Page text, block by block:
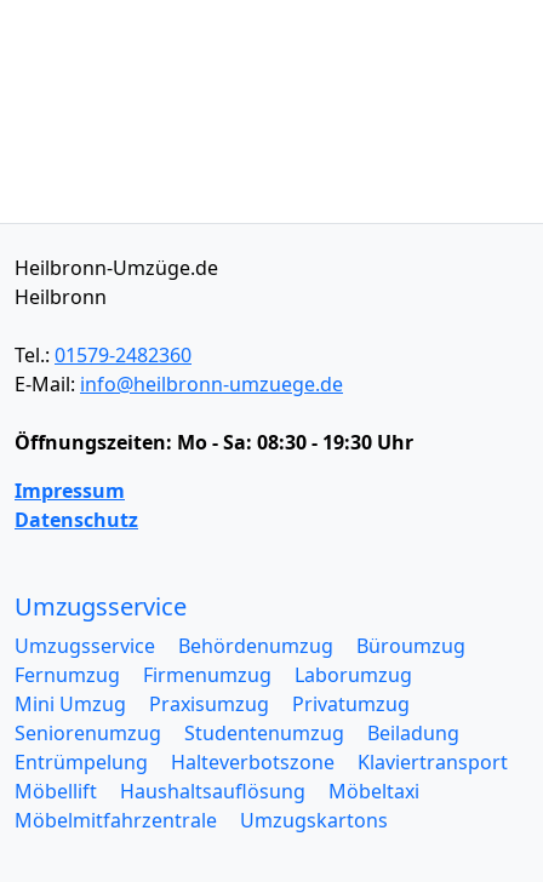
Heilbronn-Umzüge.de
Heilbronn
Tel.: 01579-2482360
E-Mail: info@heilbronn-umzuege.de
Öffnungszeiten: Mo - Sa: 08:30 - 19:30 Uhr
Impressum
Datenschutz
Umzugsservice
Umzugsservice Behördenumzug
Büroumzug
Fernumzug
Firmenumzug
Laborumzug
Mini Umzug
Praxisumzug
Privatumzug
Seniorenumzug
Studentenumzug
Beiladung
Entrümpelung
Halteverbotszone
Klaviertransport
Möbellift
Haushaltsauflösung
Möbeltaxi
Möbelmitfahrzentrale
Umzugskartons